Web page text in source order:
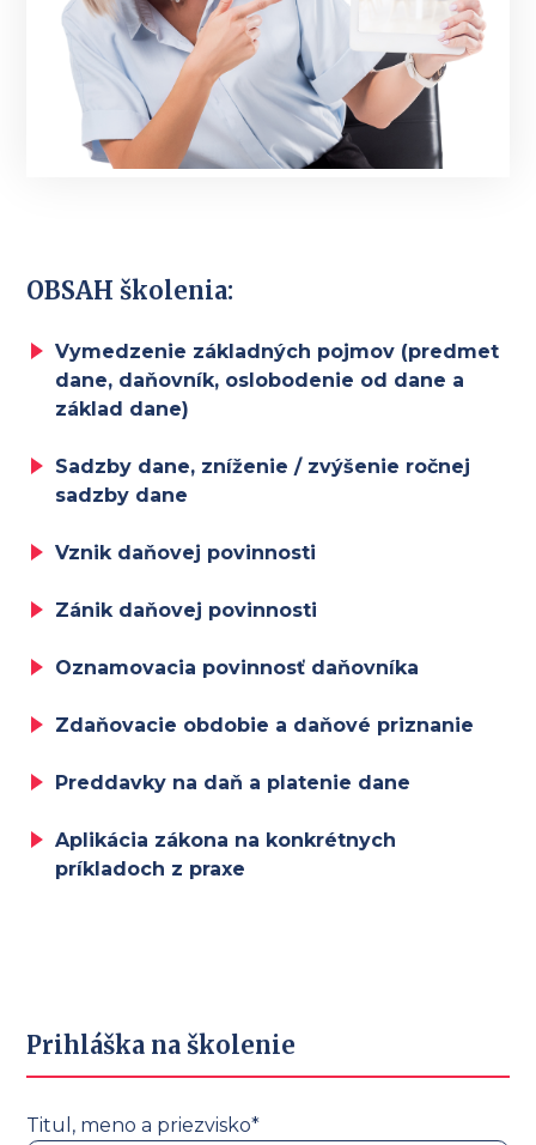
OBSAH školenia:
Vymedzenie základných pojmov (predmet
dane, daňovník, oslobodenie od dane a
základ dane)
Sadzby dane, zníženie / zvýšenie ročnej
sadzby dane
Vznik daňovej povinnosti
Zánik daňovej povinnosti
Oznamovacia povinnosť daňovníka
Zdaňovacie obdobie a daňové priznanie
Preddavky na daň a platenie dane
Aplikácia zákona na konkrétnych
príkladoch z praxe
Prihláška na školenie
Titul, meno a priezvisko*